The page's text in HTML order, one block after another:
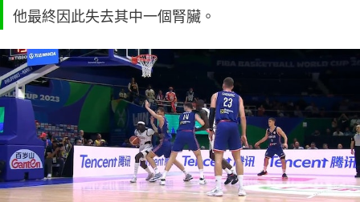
他最終因此失去其中一個腎臟。